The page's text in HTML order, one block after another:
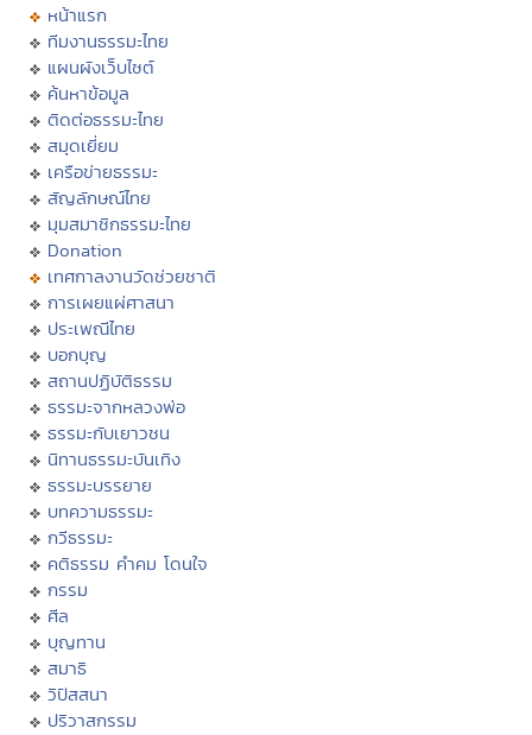
หน้าแรก
ทีมงานธรรมะไทย
แผนผังเว็บไซต์
ค้นหาข้อมูล
ติดต่อธรรมะไทย
สมุดเยี่ยม
เครือข่ายธรรมะ
สัญลักษณ์ไทย
มุมสมาชิกธรรมะไทย
Donation
เทศกาลงานวัดช่วยชาติ
การเผยแผ่ศาสนา
ประเพณีไทย
บอกบุญ
สถานปฏิบัติธรรม
ธรรมะจากหลวงพ่อ
ธรรมะกับเยาวชน
นิทานธรรมะบันเทิง
ธรรมะบรรยาย
บทความธรรมะ
กวีธรรมะ
คติธรรม คำคม โดนใจ
กรรม
ศีล
บุญทาน
สมาธิ
วิปัสสนา
ปริวาสกรรม